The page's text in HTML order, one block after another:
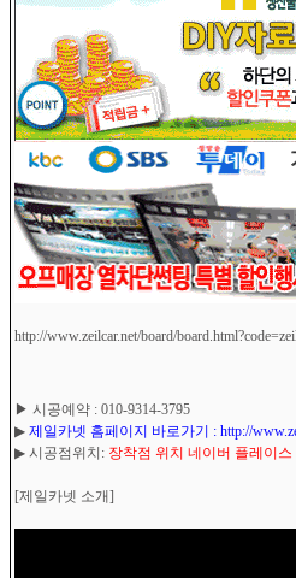
http://www.zeilcar.net/board/
▶ 시공예약 : 010-9314-3795
▶ 제일카넷 홈페이지 바로가기 : http://
▶ 시공점위치: 장착점 위치 네이버 플레이
[제일카넷 소개]